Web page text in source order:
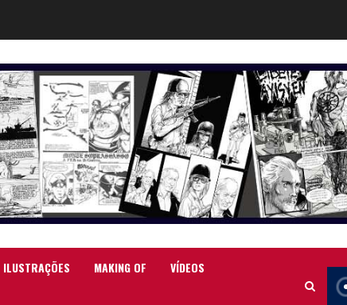
ILUSTRAÇÕES MAKING OF VÍDEOS